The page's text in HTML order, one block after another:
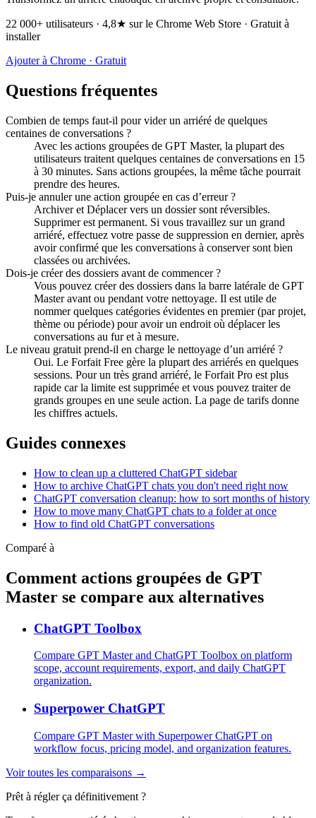
22 000+ utilisateurs · 4,8★ sur le Chrome Web Store · Gratuit à
installer
Ajouter à Chrome · Gratuit
Questions fréquentes
Combien de temps faut-il pour vider un arriéré de quelques
centaines de conversations ?
Avec les actions groupées de GPT Master, la plupart des
utilisateurs traitent quelques centaines de conversations en 15
à 30 minutes. Sans actions groupées, la même tâche pourrait
prendre des heures.
Puis-je annuler une action groupée en cas d’erreur ?
Archiver et Déplacer vers un dossier sont réversibles.
Supprimer est permanent. Si vous travaillez sur un grand
arriéré, effectuez votre passe de suppression en dernier, après
avoir confirmé que les conversations à conserver sont bien
classées ou archivées.
Dois-je créer des dossiers avant de commencer ?
Vous pouvez créer des dossiers dans la barre latérale de GPT
Master avant ou pendant votre nettoyage. Il est utile de
nommer quelques catégories évidentes en premier (par projet,
thème ou période) pour avoir un endroit où déplacer les
conversations au fur et à mesure.
Le niveau gratuit prend-il en charge le nettoyage d’un arriéré ?
Oui. Le Forfait Free gère la plupart des arriérés en quelques
sessions. Pour un très grand arriéré, le Forfait Pro est plus
rapide car la limite est supprimée et vous pouvez traiter de
grands groupes en une seule action. La page de tarifs donne
les chiffres actuels.
Guides connexes
How to clean up a cluttered ChatGPT sidebar
How to archive ChatGPT chats you don't need right now
ChatGPT conversation cleanup: how to sort months of history
How to move many ChatGPT chats to a folder at once
How to find old ChatGPT conversations
Comparé à
Comment actions groupées de GPT
Master se compare aux alternatives
ChatGPT Toolbox
Compare GPT Master and ChatGPT Toolbox on platform
scope, account requirements, export, and daily ChatGPT
organization.
Superpower ChatGPT
Compare GPT Master with Superpower ChatGPT on
workflow focus, pricing model, and organization features.
Voir toutes les comparaisons →
Prêt à régler ça définitivement ?